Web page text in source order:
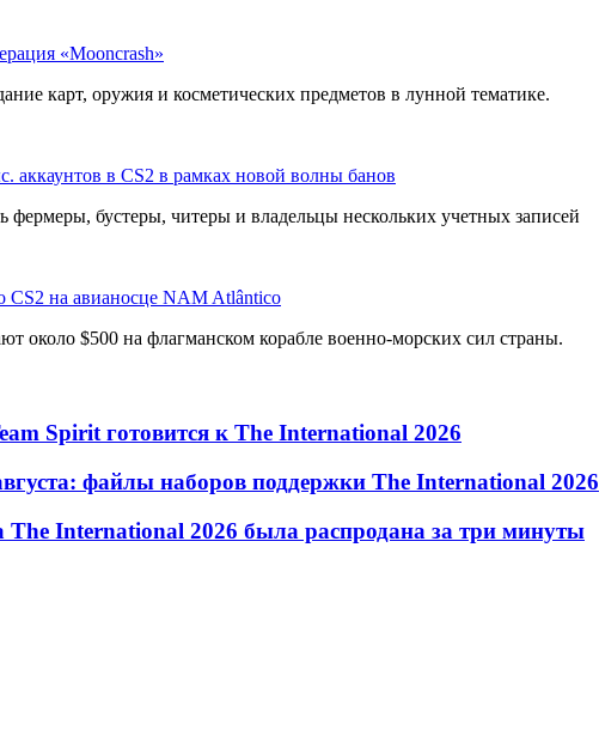
«Mooncrash»
карт, оружия и косметических предметов в лунной тематике.
аккаунтов в CS2 в рамках новой волны банов
фермеры, бустеры, читеры и владельцы нескольких учетных записей
CS2 на авианосце NAM Atlântico
около $500 на флагманском корабле военно-морских сил страны.
Spirit готовится к The International 2026
файлы наборов поддержки The International 2026
The International 2026 была распродана за три минуты